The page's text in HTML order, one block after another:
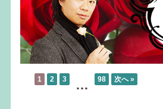
1 2 3 … 98 次へ »